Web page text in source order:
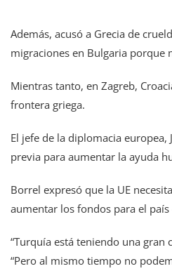
Además, acusó a Grecia de
migraciones en Bulgaria porque
Mientras tanto, en Zagreb,
frontera griega.
El jefe de la diplomacia
previa para aumentar la ayuda
Borrel expresó que la UE
aumentar los fondos para el
“Turquía está teniendo una
“Pero al mismo tiempo no